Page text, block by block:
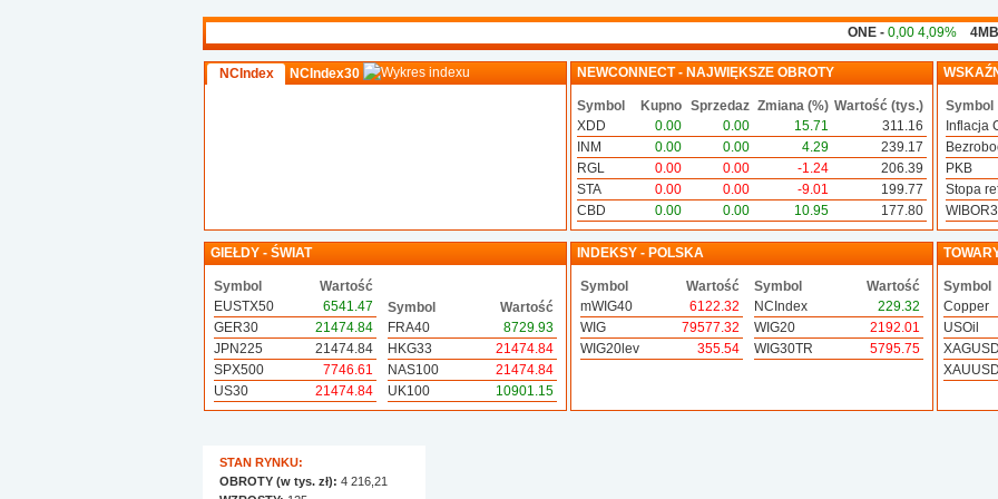
ONE - 0,00 4,09%4MB -
NCIndex NCIndex30 NEWCONNECT - NAJWIĘKSZE OBROTY
Symbol Kupno Sprzedaz Zmiana (%) Wartość (tys.)
XDD
0.00 0.00 15.71
311.16
INM
0.00 0.00 4.29
239.17
RGL
0.00 0.00 -1.24
206.39
STA
0.00 0.00 -9.01
199.77
CBD
0.00 0.00 10.95 177.80
Symbol
Inflacja
PKB
Stopa
GIEŁDY - ŚWIAT
Symbol
Wartość
EUSTX50
6541.47
GER30
21474.84
JPN225
21474.84
SPX500
7746.61
US30
21474.84
Symbol
Wartość
FRA40
8729.93
HKG33
21474.84
NAS100
21474.84
UK100
10901.15
INDEKSY - POLSKA
Symbol
Wartość
mWIG40
6122.32
WIG
79577.32
WIG20lev
355.54
Symbol
Wartość
NCIndex
229.32
WIG20
2192.01
WIG30TR
5795.75
Symbol
Copper
USOil
XAGUSD
XAUUSD
STAN RYNKU:
OBROTY (w tys. zł): 4 216,21